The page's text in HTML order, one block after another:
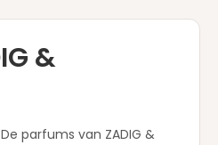
&
parfums van ZADIG &